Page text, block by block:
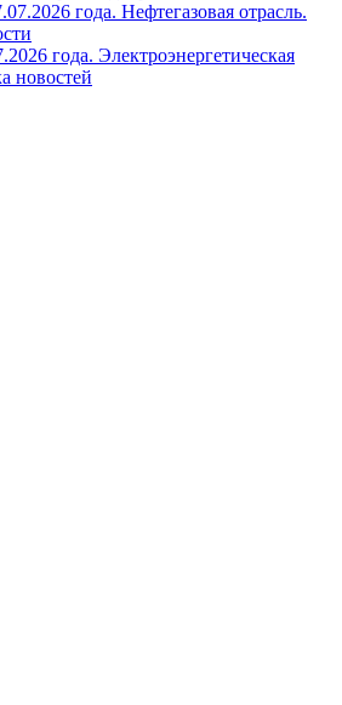
года. Нефтегазовая отрасль.
года. Электроэнергетическая
новостей